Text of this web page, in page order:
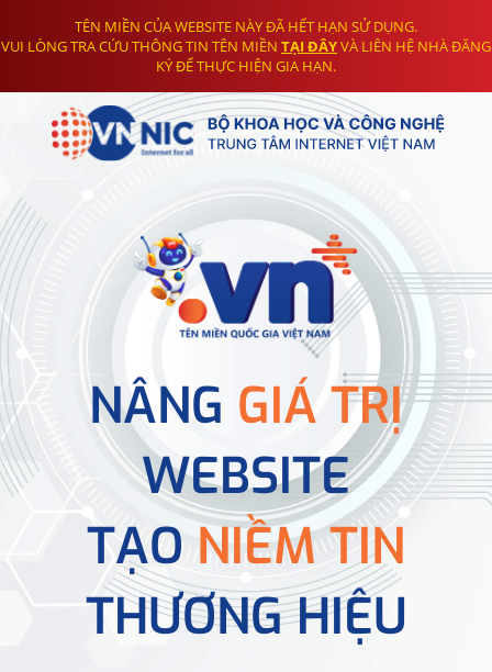
TÊN MIỀN CỦA WEBSITE NÀY ĐÃ HẾT HẠN SỬ DỤNG.
VUI LÒNG TRA CỨU THÔNG TIN TÊN MIỀN TẠI ĐÂYVÀ LIÊN HỆ NHÀ ĐĂNG
KÝ ĐỂ THỰC HIỆN GIA HẠN.
NÂNG GIÁ TRỊ
WEBSITE
TẠONIỀM TIN
THƯƠNG HIỆU